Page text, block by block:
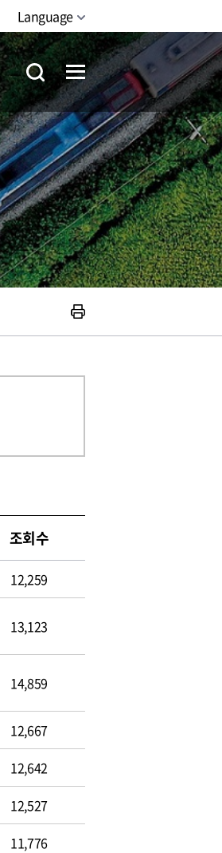
Language
조회수
12,259
13,123
14,859
12,667
12,642
12,527
11,776